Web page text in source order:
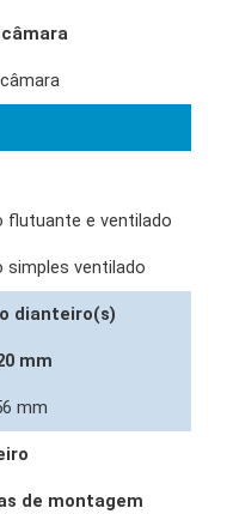
flutuante e ventilado
simples ventilado
dianteiro(s)
mm
mm
de montagem